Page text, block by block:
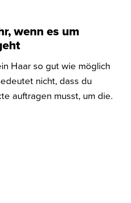
wenn es um
Haar so gut wie möglich
nicht, dass du
auftragen musst, um die.